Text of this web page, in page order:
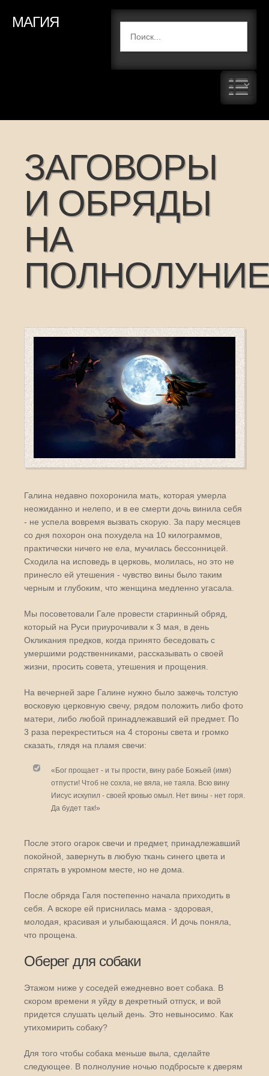
МАГИЯ
ЗАГОВОРЫ
И ОБРЯДЫ
НА
Галина недавно похоронила мать, которая умерла
неожиданно и нелепо, и в ее смерти дочь винила себя
- не успела вовремя вызвать скорую. За пару месяцев
со дня похорон она похудела на 10 килограммов,
практически ничего не ела, мучилась бессонницей.
Сходила на исповедь в церковь, молилась, но это не
принесло ей утешения - чувство вины было таким
черным и глубоким, что женщина медленно угасала.
Мы посоветовали Гале провести старинный обряд,
который на Руси приурочивали к 3 мая, в день
Окликания предков, когда принято беседовать с
умершими родственниками, рассказывать о своей
жизни, просить совета, утешения и прощения.
На вечерней заре Галине нужно было зажечь толстую
восковую церковную свечу, рядом положить либо фото
матери, либо любой принадлежавший ей предмет. По
3 раза перекреститься на 4 стороны света и громко
сказать, глядя на пламя свечи:
«Бог прощает - и ты прости, вину рабе Божьей (имя)
отпусти! Чтоб не сохла, не вяла, не таяла. Всю вину
Иисус искупил - своей кровью омыл. Нет вины - нет горя.
Да будет так!»
После этого огарок свечи и предмет, принадлежавший
покойной, завернуть в любую ткань синего цвета и
спрятать в укромном месте, но не дома.
После обряда Галя постепенно начала приходить в
себя. А вскоре ей приснилась мама - здоровая,
молодая, красивая и улыбающаяся. И дочь поняла,
что прощена.
Оберег для собаки
Этажом ниже у соседей ежедневно воет собака. В
скором времени я уйду в декретный отпуск, и вой
придется слушать целый день. Это невыносимо. Как
утихомирить собаку?
Для того чтобы собака меньше выла, сделайте
следующее. В полнолуние ночью подбросьте к дверям